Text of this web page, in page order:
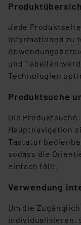
dass die USA als
besteht etwa das
hiergegen
Unsere
Europäischen
Beurteilung der
insbesondere der
verbundenen
Impressum
Jede
Informationen zu
und Tabellen
Technologien
Produktsuche
Die
Hauptnavigation
Tastatur
sodass die
einfach fällt.
Verwendung
Um die
individualisieren,